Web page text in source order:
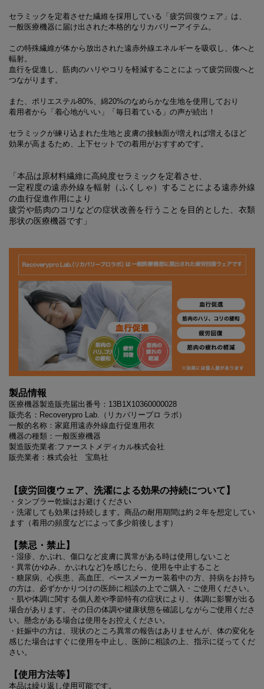
セラミックを定着させた繊維を採用している「疲労回復ウェア」は、
一般医療機器に届け出された本格的なリカバリーアイテム。
この特殊繊維が体から放出された遠赤外線エネルギーを吸収し、体へと
輻射。
血行を促進し、筋肉のハリやコリを軽減することによって疲労回復へと
つながります。
また、ポリエステル80%、綿20%のなめらかな生地を使用しており
着用者から「着心地がいい」「毎日着ている」の声が続出！
セラミックが練り込まれた生地と皮膚の接触面が増えれば増えるほど
効果が高まるため、上下セットでの着用がおすすめです。
「本品は原材料繊維に高純度セラミックを定着させ、
一定程度の遠赤外線を輻射（ふくしゃ）することによる遠赤外線
の血行促進作用により
疲労や筋肉のコリなどの症状改善を行うことを目的とした、衣類
形状の医療機器です」
製品情報
医療機器製造販売届出番号：13B1X10360000028
販売名：Recoverypro Lab.（リカバリープロ ラボ）
一般的名称：家庭用遠赤外線血行促進用衣
機器の種類：一般医療機器
製造販売業者:ファーストメディカル株式会社
販売業者：株式会社 宝島社
【疲労回復ウェア、洗濯による効果の持続について】
・タンブラー乾燥はお避けください
・洗濯しても効果は持続します。商品の耐用期間は約２年を想定してい
ます（着用の頻度などによって多少前後します）
【禁忌・禁止】
・湿疹、かぶれ、傷口など皮膚に異常がある時は使用しないこと
・異常(かゆみ、かぶれなど)を感じたら、使用を中止すること
・糖尿病、心疾患、高血圧、ペースメーカー装着中の方、持病をお持ち
の方は、必ずかかりつけの医師に相談の上でご購入・ご使用ください。
・肌や体調に関する個人差や季節特有の症状により、体調に影響が出る
場合があります。その日の体調や健康状態を確認しながらご使用くださ
い。懸念がある場合は使用をお控えください。
・妊娠中の方は、現状のところ異常の報告はありませんが、体の変化を
感じた場合はすぐに使用を中止し、医師に相談の上、指示に従ってくだ
さい。
【使用方法等】
本品は繰り返し使用可能です。